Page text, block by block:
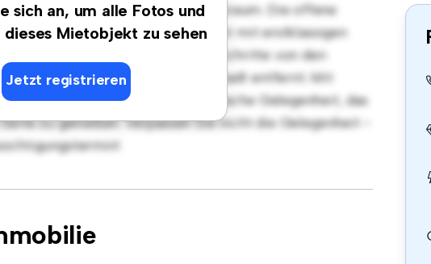
sich an, um alle Fotos und
dieses Mietobjekt zu sehen
Jetzt registrieren
und gemütlichen Lebensraum. Die offene
Gäste, und die elegante Küche ist mit erstklassigen
Lage sind Sie nur wenige Schritte von den
der Stadt entfernt. Mit
ist diese Wohnung eine fantastische Gelegenheit, das
zu genießen. Verpassen Sie nicht die Gelegenheit -